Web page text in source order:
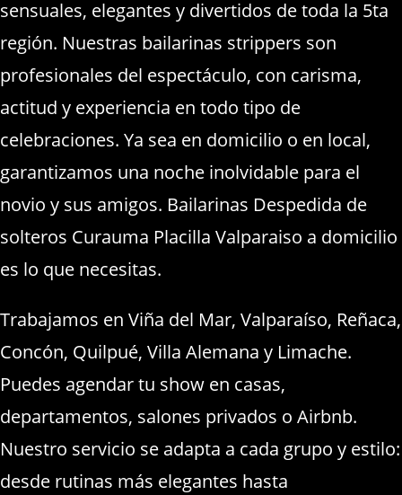
sensuales, elegantes y divertidos de toda la 5ta
región. Nuestras bailarinas strippers son
profesionales del espectáculo, con carisma,
actitud y experiencia en todo tipo de
celebraciones. Ya sea en domicilio o en local,
garantizamos una noche inolvidable para el
novio y sus amigos. Bailarinas Despedida de
solteros Curauma Placilla Valparaiso a domicilio
es lo que necesitas.
Trabajamos en Viña del Mar, Valparaíso, Reñaca,
Concón, Quilpué, Villa Alemana y Limache.
Puedes agendar tu show en casas,
departamentos, salones privados o Airbnb.
Nuestro servicio se adapta a cada grupo y estilo:
desde rutinas más elegantes hasta